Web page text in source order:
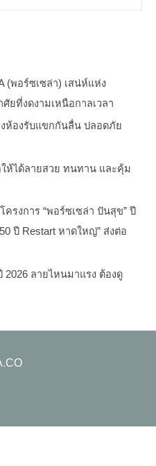
(พอร์ซเซล่า) เสน่ห์แห่ง
ยที่งดงามเหนือกาลเวลา
ห้องรับแขกกันลื่น ปลอดภัย
ให้ได้ลายสวย ทนทาน และคุ้ม
รงการ “พอร์ซเซล่า ปันสุข” ปี
ปี Restart หาดใหญ่” ส่งต่อ
2026 ลายไหนมาแรง ต้องดู